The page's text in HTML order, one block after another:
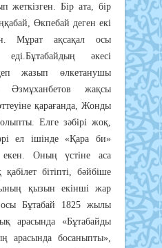
жеткізген. Бір ата, бір
Өкпебай деген екі
Мұрат ақсақал осы
әкесі
жазып өлкетанушы
Әзмұханбетов жақсы
қарағанда, Жонды
Елге зәбірі жоқ,
ел ішінде «Қара би»
екен. Оның үстіне аса
бітіпті, бәйбіше
қызын екінші жар
Бұтабай 1825 жылы
арасында «Бұтабайды
арасында босаныпты»,